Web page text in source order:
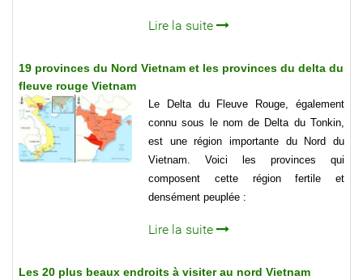
Lire la suite
19 provinces du Nord Vietnam et les provinces du delta du
fleuve rouge Vietnam
Le Delta du Fleuve Rouge, également
connu sous le nom de Delta du Tonkin,
est une région importante du Nord du
Vietnam. Voici les provinces qui
composent cette région fertile et
densément peuplée :
Lire la suite
Les 20 plus beaux endroits à visiter au nord Vietnam